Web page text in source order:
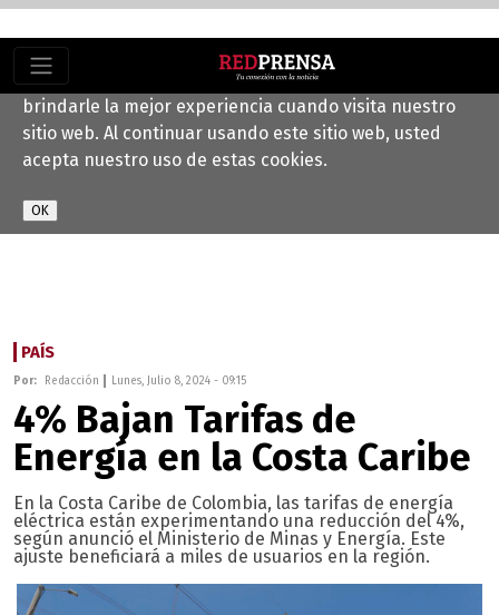
Este sitio web utiliza cookies para ayudarnos a
brindarle la mejor experiencia cuando visita nuestro
sitio web. Al continuar usando este sitio web, usted
acepta nuestro uso de estas cookies.
PAÍS
Por: Redacción Lunes, Julio 8, 2024 - 09:15
4% Bajan Tarifas de
Energía en la Costa Caribe
En la Costa Caribe de Colombia, las tarifas de energía
eléctrica están experimentando una reducción del 4%,
según anunció el Ministerio de Minas y Energía. Este
ajuste beneficiará a miles de usuarios en la región.